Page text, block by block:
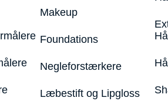
Makeup
Foundations
Negleforstærkere
Læbestift og Lipgloss